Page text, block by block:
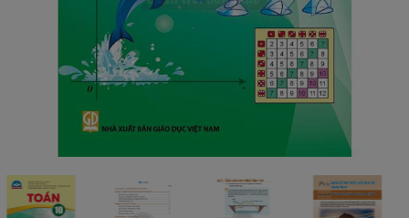
SÁCH
NGOẠI
NGỮ
VPP